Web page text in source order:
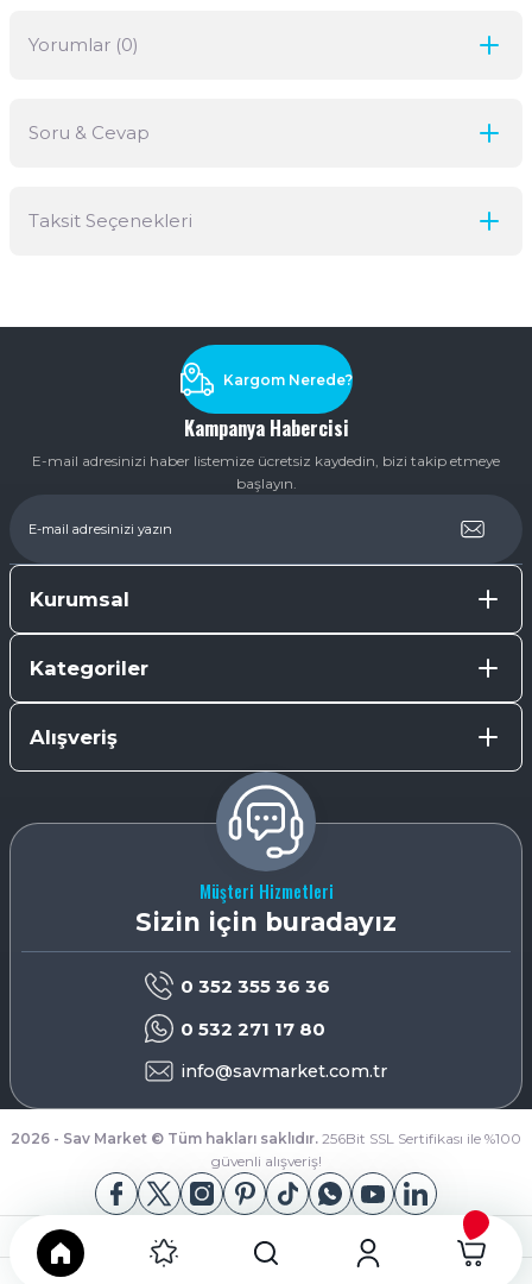
Yorumlar (0)
Soru & Cevap
Taksit Seçenekleri
Kampanya Habercisi
E-mail adresinizi haber listemize ücretsiz kaydedin, bizi takip etmeye
başlayın.
Kargom Nerede?
Kurumsal
Kategoriler
Alışveriş
Müşteri Hizmetleri
Sizin için buradayız
0 352 355 36 36
0 532 271 17 80
info@savmarket.com.tr
2026 - Sav Market © Tüm hakları saklıdır. 256Bit SSL Sertifikası ile %100
güvenli alışveriş!
Google Play